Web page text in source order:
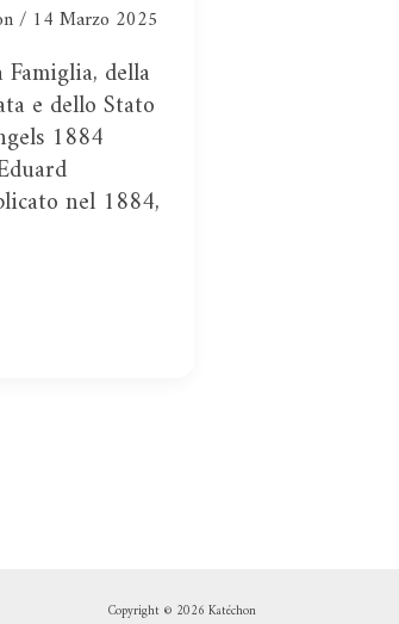
/ 14 Marzo 2025
della
e dello Stato
1884
nel 1884,
Copyright © 2026 Katéchon